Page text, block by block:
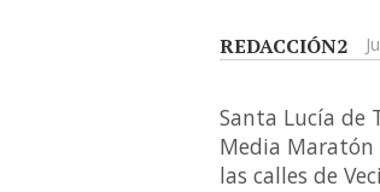
REDACCIÓN2
Santa Lucía de
Media Maratón
las calles de